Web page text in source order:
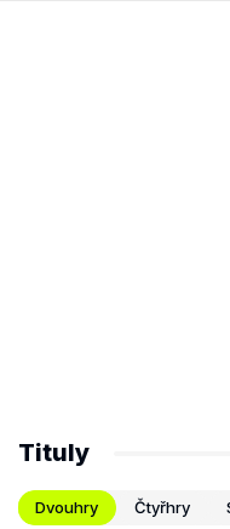
Tituly
Dvouhry Čtyřhry